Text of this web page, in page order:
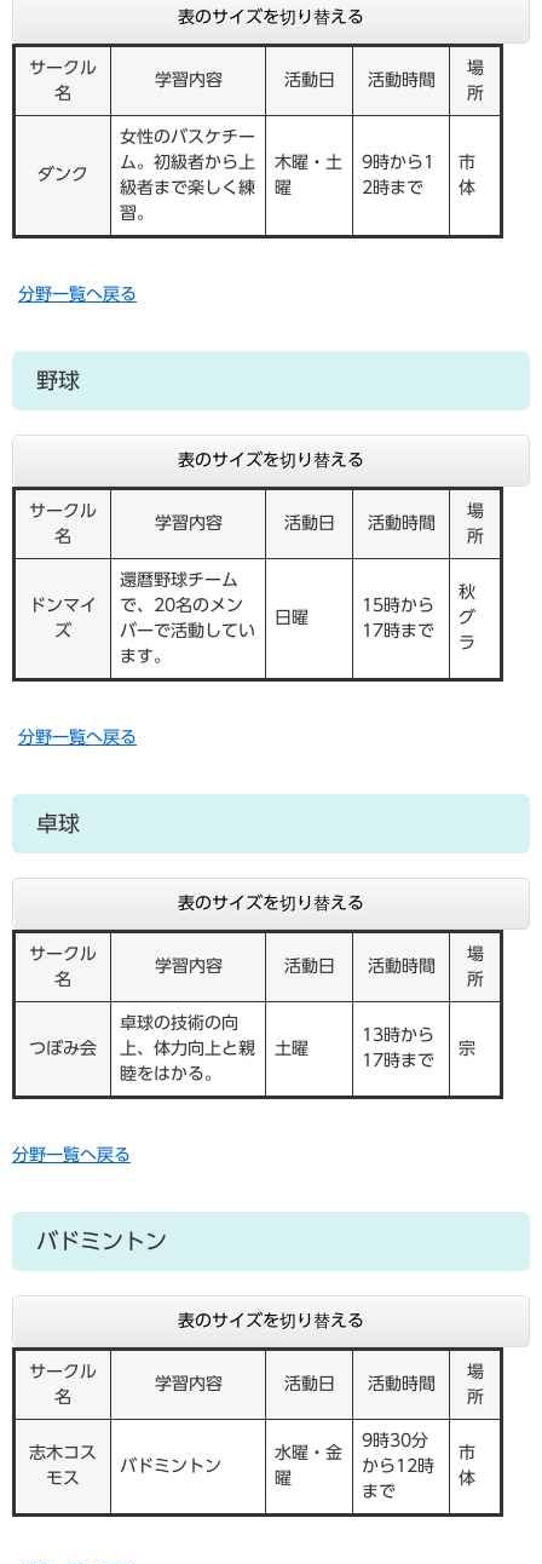
表のサイズを切り替える
サークル
名
学習内容 活動日 活動時間
場
所
ダンク
女性のバスケチー
ム。初級者から上
級者まで楽しく練
習。
木曜・土
曜
9時から1
2時まで
市
体
分野一覧へ戻る
野球
表のサイズを切り替える
サークル
名
学習内容 活動日 活動時間
場
所
ドンマイ
ズ
還暦野球チーム
で、20名のメン
バーで活動してい
ます。
日曜
15時から
17時まで
秋
グ
ラ
分野一覧へ戻る
卓球
表のサイズを切り替える
サークル
名
学習内容 活動日 活動時間
場
所
つぼみ会
卓球の技術の向
上、体力向上と親
睦をはかる。
土曜
13時から
17時まで
宗
分野一覧へ戻る
バドミントン
表のサイズを切り替える
サークル
名
学習内容 活動日 活動時間
場
所
志木コス
モス
バドミントン
水曜・金
曜
9時30分
から12時
まで
市
体